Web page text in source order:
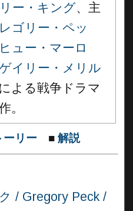
ー・キング、主
ゴリー・ペッ
ヒュー・マーロ
イリー・メリル
よる戦争ドラマ
。
ーリー ■ 解説
/ Gregory Peck /